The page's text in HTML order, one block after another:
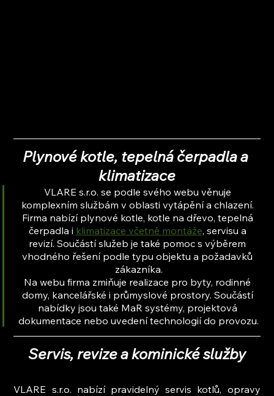
Plynové kotle, tepelná čerpadla a
klimatizace
VLARE s.r.o. se podle svého webu věnuje
komplexním službám v oblasti vytápění a chlazení.
Firma nabízí plynové kotle, kotle na dřevo, tepelná
čerpadla i klimatizace včetně montáže, servisu a
revizí. Součástí služeb je také pomoc s výběrem
vhodného řešení podle typu objektu a požadavků
zákazníka.
Na webu firma zmiňuje realizace pro byty, rodinné
domy, kancelářské i průmyslové prostory. Součástí
nabídky jsou také MaR systémy, projektová
dokumentace nebo uvedení technologií do provozu.
Servis, revize a kominické služby
VLARE s.r.o. nabízí pravidelný servis kotlů, opravy